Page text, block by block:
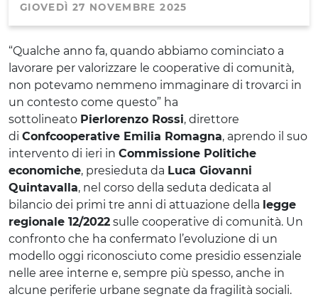
GIOVEDÌ 27 NOVEMBRE 2025
“Qualche anno fa, quando abbiamo cominciato a
lavorare per valorizzare le cooperative di comunità,
non potevamo nemmeno immaginare di trovarci in
un contesto come questo” ha
sottolineato Pierlorenzo Rossi, direttore
di Confcooperative Emilia Romagna, aprendo il suo
intervento di ieri in Commissione Politiche
economiche, presieduta da Luca Giovanni
Quintavalla, nel corso della seduta dedicata al
bilancio dei primi tre anni di attuazione della legge
regionale 12/2022 sulle cooperative di comunità. Un
confronto che ha confermato l’evoluzione di un
modello oggi riconosciuto come presidio essenziale
nelle aree interne e, sempre più spesso, anche in
alcune periferie urbane segnate da fragilità sociali.